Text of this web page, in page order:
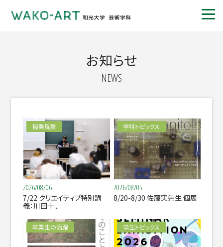
お知らせ
NEWS
授業風景
2026/08/06
7/22 クリエイティブ特別講
義：川田十...
学科トピックス
2026/08/05
8/20-8/30 佐藤実先生 個展
卒業生の活躍 学生トピックス